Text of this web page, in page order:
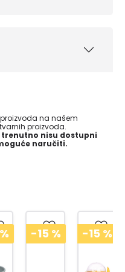
na našem
proizvoda.
trenutno nisu dostupni
naručiti.
-15% -15%